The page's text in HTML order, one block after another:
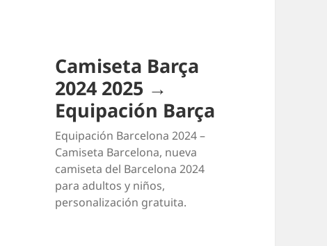
Camiseta Barça
2024 2025 →
Equipación Barça
Equipación Barcelona 2024 –
Camiseta Barcelona, nueva
camiseta del Barcelona 2024
para adultos y niños,
personalización gratuita.